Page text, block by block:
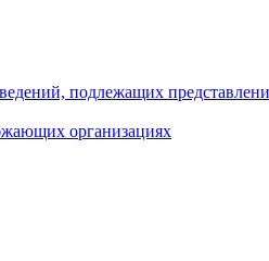
подлежащих
организациях